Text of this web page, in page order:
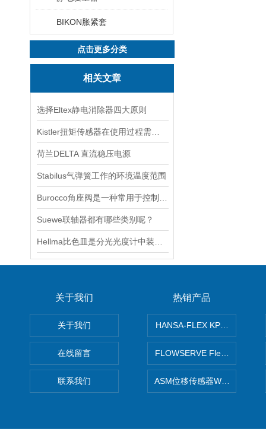
BIKON胀紧套
点击更多分类
相关文章
选择Eltex静电消除器四大原则
荷兰DELTA 直流稳压电源
Stabilus气弹簧工作的环境温度范围
Suewe联轴器都有哪些类别呢？
关于我们
关于我们
在线留言
联系我们
热销产品
HANSA-FLEX KP100P紧凑
FLOWSERVE Flex Wedge闸
ASM位移传感器WS10-750